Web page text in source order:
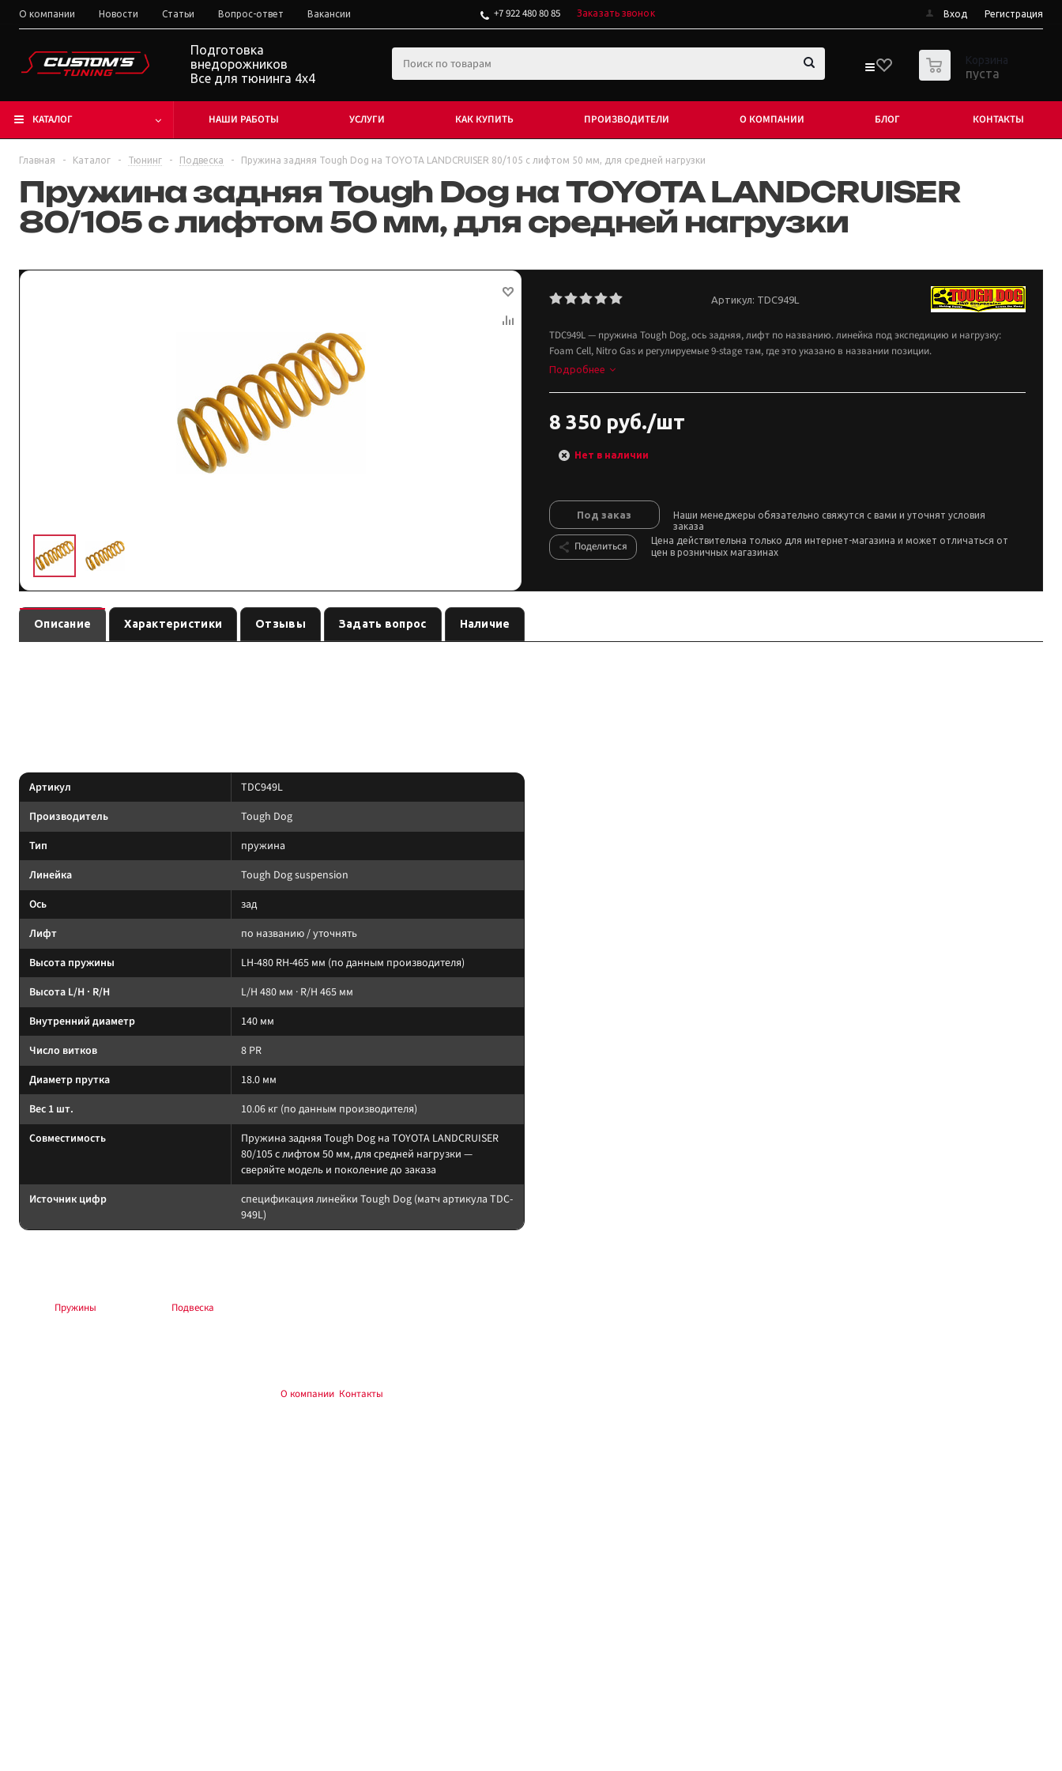
О компании Новости Статьи Вопрос-ответ Вакансии +7 922 480 80 85 Заказать звонок Вход Регистрация
Подготовка
внедорожников
Все для тюнинга 4x4
0 Корзина
пуста
КАТАЛОГ НАШИ РАБОТЫ УСЛУГИ КАК КУПИТЬ ПРОИЗВОДИТЕЛИ О КОМПАНИИ БЛОГ КОНТАКТЫ
Главная - Каталог - Тюнинг - Подвеска - Пружина задняя Tough Dog на TOYOTA LANDCRUISER 80/105 с лифтом 50 мм, для средней нагрузки
Пружина задняя Tough Dog на TOYOTA LANDCRUISER
80/105 с лифтом 50 мм, для средней нагрузки
Артикул: TDC949L
TDC949L — пружина Tough Dog, ось задняя, лифт по названию. линейка под экспедицию и нагрузку:
Foam Cell, Nitro Gas и регулируемые 9-stage там, где это указано в названии позиции.
Подробнее
8 350 руб./шт
Нет в наличии
Под заказ
Наши менеджеры обязательно свяжутся с вами и уточнят условия
заказа
Поделиться
Цена действительна только для интернет-магазина и может отличаться от
цен в розничных магазинах
Описание Характеристики Отзывы Задать вопрос Наличие
Артикул
TDC949L
Производитель
Tough Dog
Тип
пружина
Линейка
Tough Dog suspension
Ось
зад
Лифт
по названию / уточнять
Высота пружины
LH-480 RH-465 мм (по данным производителя)
Высота L/H · R/H
L/H 480 мм · R/H 465 мм
Внутренний диаметр
140 мм
Число витков
8 PR
Диаметр прутка
18.0 мм
Вес 1 шт.
10.06 кг (по данным производителя)
Совместимость
Пружина задняя Tough Dog на TOYOTA LANDCRUISER
80/105 с лифтом 50 мм, для средней нагрузки —
сверяйте модель и поколение до заказа
Источник цифр
спецификация линейки Tough Dog (матч артикула TDC-
949L)
Пружины Подвеска
О компании Контакты